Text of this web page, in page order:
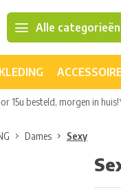
Alle categorieën
Voor 15u besteld,
Dames Sexy